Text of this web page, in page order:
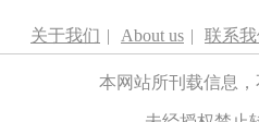
关于我们 | About us | 联系
本网站所刊载信息